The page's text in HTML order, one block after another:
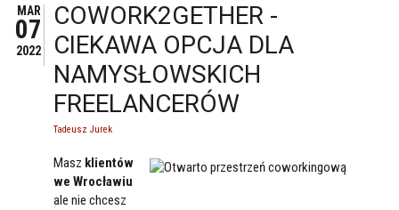
MAR
07
2022
COWORK2GETHER -
CIEKAWA OPCJA DLA
NAMYSŁOWSKICH
FREELANCERÓW
Tadeusz Jurek
Masz klientów
we Wrocławiu
ale nie chcesz